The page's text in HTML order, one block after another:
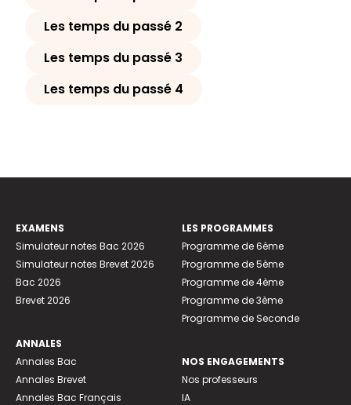
Les temps du passé 2
Les temps du passé 3
Les temps du passé 4
EXAMENS
Simulateur notes Bac 2026
Simulateur notes Brevet 2026
Bac 2026
Brevet 2026
ANNALES
Annales Bac
Annales Brevet
Annales Bac Français
LES PROGRAMMES
Programme de 6ème
Programme de 5ème
Programme de 4ème
Programme de 3ème
Programme de Seconde
NOS ENGAGEMENTS
Nos professeurs
IA